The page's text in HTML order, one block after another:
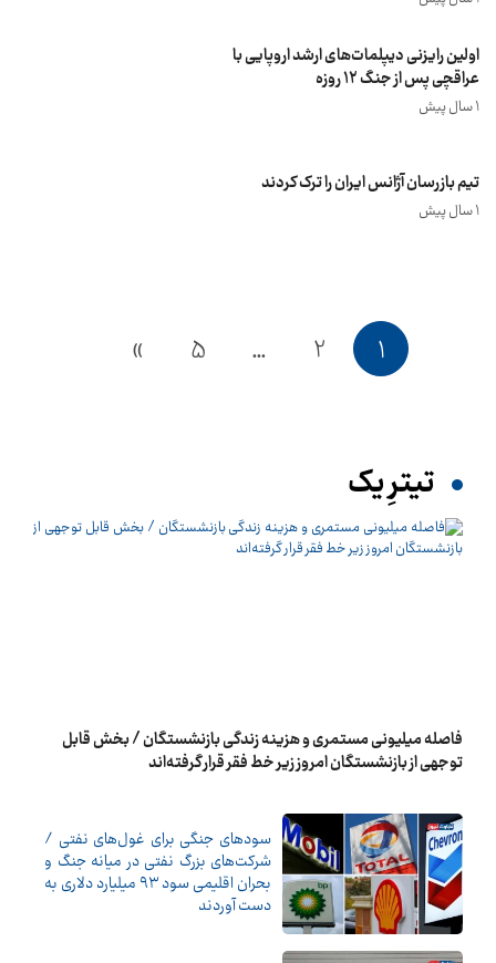
اولین رایزنی دیپلمات‌های ارشد اروپایی با
عراقچی پس از جنگ ۱۲ روزه
1 سال پیش
تیم بازرسان آژانس ایران را ترک کردند
1 سال پیش
1
2
…
5
»
تیترِ یک
فاصله میلیونی مستمری و هزینه زندگی بازنشستگان / بخش قابل
توجهی از بازنشستگان امروز زیر خط فقر قرار گرفته‌اند
سودهای جنگی برای غول‌های نفتی /
شرکت‌های بزرگ نفتی در میانه جنگ و
بحران اقلیمی سود ۹۳ میلیارد دلاری به
دست آوردند